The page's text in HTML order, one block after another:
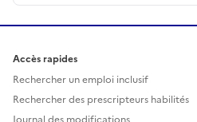
Accès rapides
Rechercher un emploi inclusif
Rechercher des prescripteurs habilités